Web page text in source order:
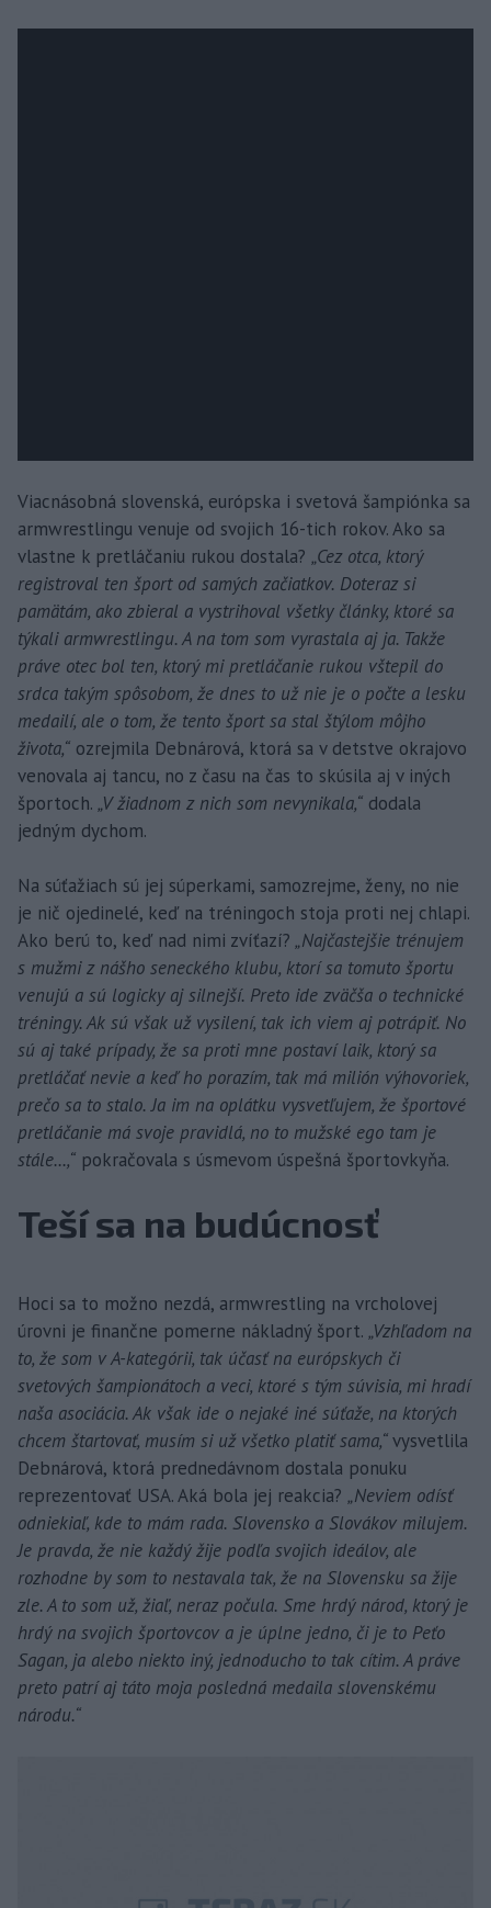
Viacnásobná slovenská, európska i svetová šampiónka sa
armwrestlingu venuje od svojich 16-tich rokov. Ako sa
vlastne k pretláčaniu rukou dostala? „Cez otca, ktorý
registroval ten šport od samých začiatkov. Doteraz si
pamätám, ako zbieral a vystrihoval všetky články, ktoré sa
týkali armwrestlingu. A na tom som vyrastala aj ja. Takže
práve otec bol ten, ktorý mi pretláčanie rukou vštepil do
srdca takým spôsobom, že dnes to už nie je o počte a lesku
medailí, ale o tom, že tento šport sa stal štýlom môjho
života,“ ozrejmila Debnárová, ktorá sa v detstve okrajovo
venovala aj tancu, no z času na čas to skúsila aj v iných
športoch. „V žiadnom z nich som nevynikala,“ dodala
jedným dychom.
Na súťažiach sú jej súperkami, samozrejme, ženy, no nie
je nič ojedinelé, keď na tréningoch stoja proti nej chlapi.
Ako berú to, keď nad nimi zvíťazí? „Najčastejšie trénujem
s mužmi z nášho seneckého klubu, ktorí sa tomuto športu
venujú a sú logicky aj silnejší. Preto ide zväčša o technické
tréningy. Ak sú však už vysilení, tak ich viem aj potrápiť. No
sú aj také prípady, že sa proti mne postaví laik, ktorý sa
pretláčať nevie a keď ho porazím, tak má milión výhovoriek,
prečo sa to stalo. Ja im na oplátku vysvetľujem, že športové
pretláčanie má svoje pravidlá, no to mužské ego tam je
stále...,“ pokračovala s úsmevom úspešná športovkyňa.
Teší sa na budúcnosť
Hoci sa to možno nezdá, armwrestling na vrcholovej
úrovni je finančne pomerne nákladný šport. „Vzhľadom na
to, že som v A-kategórii, tak účasť na európskych či
svetových šampionátoch a veci, ktoré s tým súvisia, mi hradí
naša asociácia. Ak však ide o nejaké iné súťaže, na ktorých
chcem štartovať, musím si už všetko platiť sama,“vysvetlila
Debnárová, ktorá prednedávnom dostala ponuku
reprezentovať USA. Aká bola jej reakcia? „Neviem odísť
odniekiaľ, kde to mám rada. Slovensko a Slovákov milujem.
Je pravda, že nie každý žije podľa svojich ideálov, ale
rozhodne by som to nestavala tak, že na Slovensku sa žije
zle. A to som už, žiaľ, neraz počula. Sme hrdý národ, ktorý je
hrdý na svojich športovcov a je úplne jedno, či je to Peťo
Sagan, ja alebo niekto iný, jednoducho to tak cítim. A práve
preto patrí aj táto moja posledná medaila slovenskému
národu.“